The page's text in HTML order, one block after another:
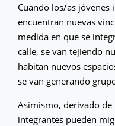
Cuando los/as jóvenes
encuentran nuevas
medida en que se
calle, se van tejiendo
habitan nuevos
se van generando
Asimismo, derivado
integrantes pueden